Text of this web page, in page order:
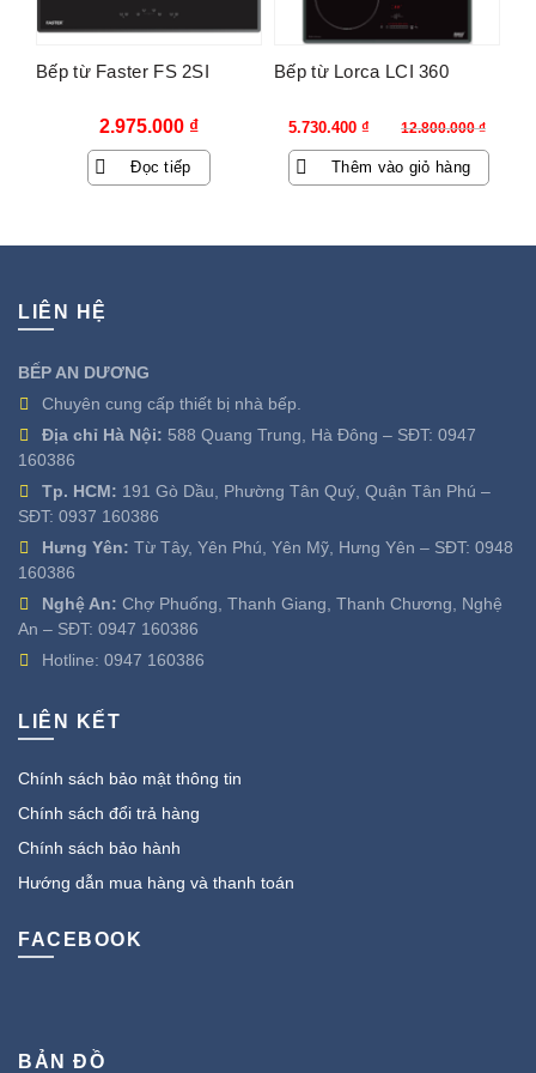
Bếp từ Faster FS 2SI
2.975.000 ₫
Đọc tiếp
Bếp từ Lorca LCI 360
12.800.000₫
Giá
gốc
là:
5.730.400 ₫
Giá
hiện
tại
Thêm vào giỏ hàng
LIÊN HỆ
BẾP AN DƯƠNG
Chuyên cung cấp thiết bị nhà bếp.
Địa chỉ Hà Nội: 588 Quang Trung, Hà Đông – SĐT: 0947
160386
Tp. HCM: 191 Gò Dầu, Phường Tân Quý, Quận Tân Phú –
SĐT: 0937 160386
Hưng Yên: Từ Tây, Yên Phú, Yên Mỹ, Hưng Yên – SĐT: 0948
160386
Nghệ An: Chợ Phuống, Thanh Giang, Thanh Chương, Nghệ
An – SĐT: 0947 160386
Hotline: 0947 160386
LIÊN KẾT
Chính sách bảo mật thông tin
Chính sách đổi trả hàng
Chính sách bảo hành
Hướng dẫn mua hàng và thanh toán
FACEBOOK
BẢN ĐỒ